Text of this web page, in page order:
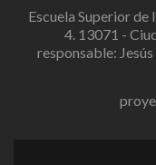
Escuela Superior
4. 13071 -
responsable: